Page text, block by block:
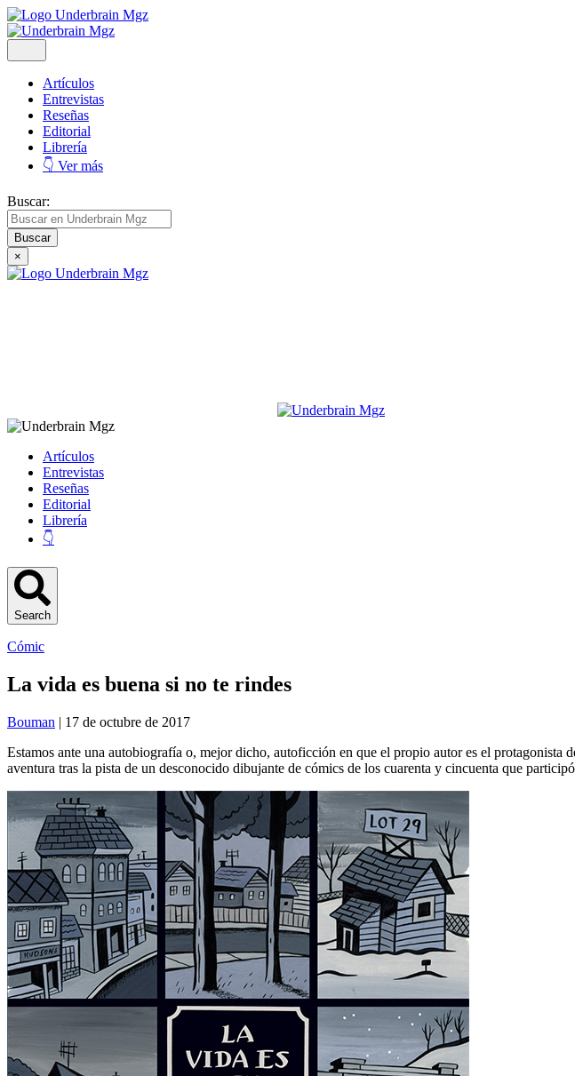
Artículos
Entrevistas
Reseñas
Editorial
Librería
👇 Ver más
Buscar:
×
Artículos
Entrevistas
Reseñas
Editorial
Librería
👇
Search
Cómic
La vida es buena si no te rindes
Bouman | 17 de octubre de 2017
Estamos ante una autobiografía o, mejor dicho, autoficción en que el propio autor es el protagonista
aventura tras la pista de un desconocido dibujante de cómics de los cuarenta y cincuenta que